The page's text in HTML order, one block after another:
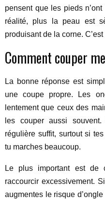
pensent que les pieds
réalité, plus la peau est
produisant de la corne.
Comment couper
La bonne réponse est
une coupe propre. Les
lentement que ceux des
les couper aussi
régulière suffit, surtout si
tu marches beaucoup.
Le plus important est de
raccourcir excessivement.
augmentes le risque